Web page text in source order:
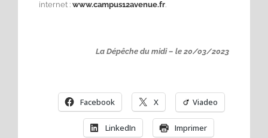
internet : www.campus12avenue.fr.
La Dépêche du midi – le 20/03/2023
Facebook X Viadeo
LinkedIn Imprimer